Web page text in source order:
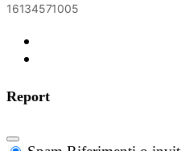
16134571005
Report